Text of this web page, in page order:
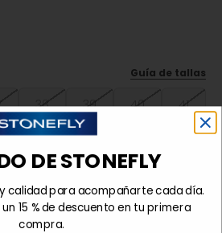
Guía de tallas
38 39 40 41
Agotado
DE STONEFLY
calidad para acompañarte cada día.
15 % de descuento en tu primera
compra.